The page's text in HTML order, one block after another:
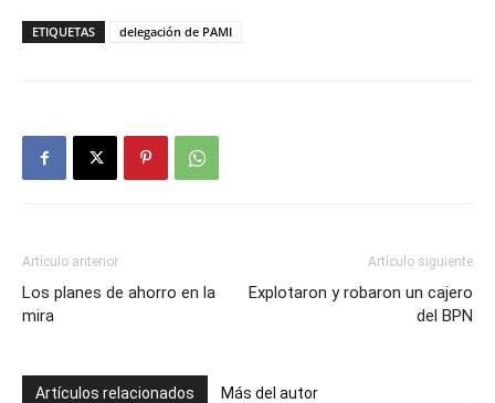
ETIQUETAS delegación de PAMI
Artículo anterior
Los planes de ahorro en la
mira
Artículo siguiente
Explotaron y robaron un cajero
del BPN
Artículos relacionados Más del autor